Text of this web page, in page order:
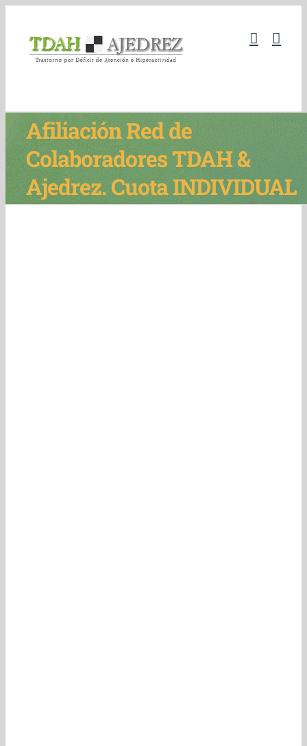
content
Afiliación Red de
Colaboradores TDAH &
Ajedrez. Cuota INDIVIDUAL